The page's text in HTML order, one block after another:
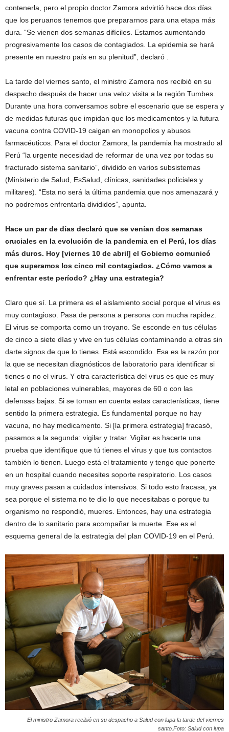
contenerla, pero el propio doctor Zamora advirtió hace dos días
que los peruanos tenemos que prepararnos para una etapa más
dura. “Se vienen dos semanas difíciles. Estamos aumentando
progresivamente los casos de contagiados. La epidemia se hará
presente en nuestro país en su plenitud”, declaró .
La tarde del viernes santo, el ministro Zamora nos recibió en su
despacho después de hacer una veloz visita a la región Tumbes.
Durante una hora conversamos sobre el escenario que se espera y
de medidas futuras que impidan que los medicamentos y la futura
vacuna contra COVID-19 caigan en monopolios y abusos
farmacéuticos. Para el doctor Zamora, la pandemia ha mostrado al
Perú “la urgente necesidad de reformar de una vez por todas su
fracturado sistema sanitario”, dividido en varios subsistemas
(Ministerio de Salud, EsSalud, clínicas, sanidades policiales y
militares). “Esta no será la última pandemia que nos amenazará y
no podremos enfrentarla divididos”, apunta.
Hace un par de días declaró que se venían dos semanas
cruciales en la evolución de la pandemia en el Perú, los días
más duros. Hoy [viernes 10 de abril] el Gobierno comunicó
que superamos los cinco mil contagiados. ¿Cómo vamos a
enfrentar este período? ¿Hay una estrategia?
Claro que sí. La primera es el aislamiento social porque el virus es
muy contagioso. Pasa de persona a persona con mucha rapidez.
El virus se comporta como un troyano. Se esconde en tus células
de cinco a siete días y vive en tus células contaminando a otras sin
darte signos de que lo tienes. Está escondido. Esa es la razón por
la que se necesitan diagnósticos de laboratorio para identificar si
tienes o no el virus. Y otra característica del virus es que es muy
letal en poblaciones vulnerables, mayores de 60 o con las
defensas bajas. Si se toman en cuenta estas características, tiene
sentido la primera estrategia. Es fundamental porque no hay
vacuna, no hay medicamento. Si [la primera estrategia] fracasó,
pasamos a la segunda: vigilar y tratar. Vigilar es hacerte una
prueba que identifique que tú tienes el virus y que tus contactos
también lo tienen. Luego está el tratamiento y tengo que ponerte
en un hospital cuando necesites soporte respiratorio. Los casos
muy graves pasan a cuidados intensivos. Si todo esto fracasa, ya
sea porque el sistema no te dio lo que necesitabas o porque tu
organismo no respondió, mueres. Entonces, hay una estrategia
dentro de lo sanitario para acompañar la muerte. Ese es el
esquema general de la estrategia del plan COVID-19 en el Perú.
El ministro Zamora recibió en su despacho a Salud con lupa la tarde del viernes
santo.Foto: Salud con lupa